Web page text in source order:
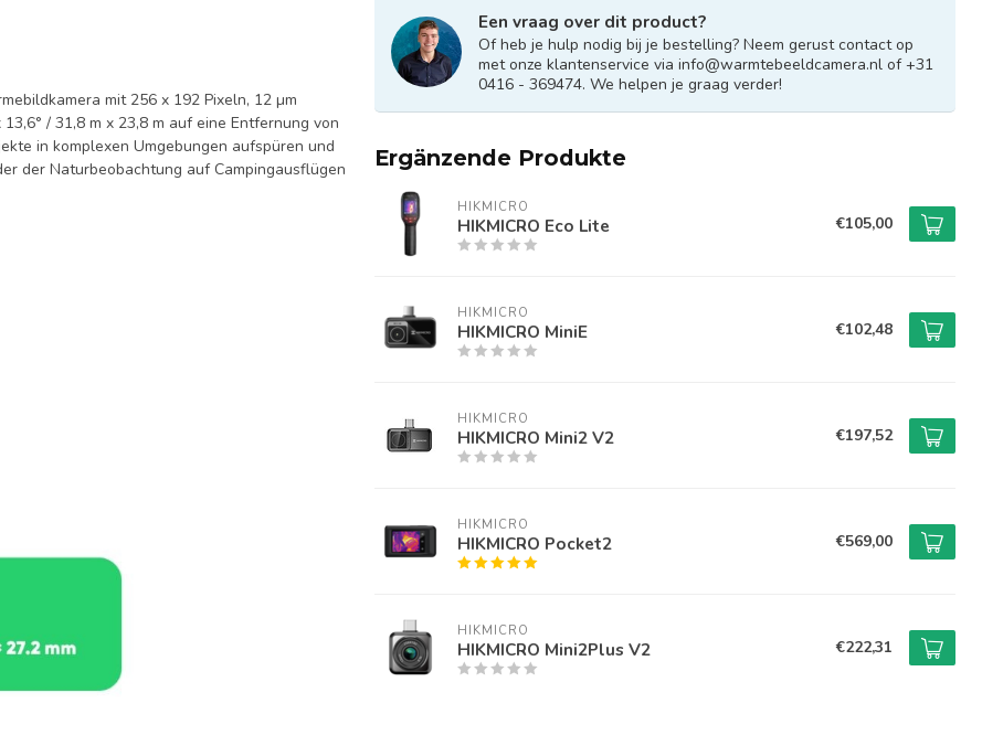
mit 256 x 192 Pixeln, 12 µm
/ 31,8 m x 23,8 m auf eine Entfernung von
in komplexen Umgebungen aufspüren und
der Naturbeobachtung auf Campingausflügen
Een vraag over dit product?
Of heb je hulp nodig bij je bestelling? Neem gerust contact op
met onze klantenservice via info@warmtebeeldcamera.nl of +31
0416 - 369474. We helpen je graag verder!
Ergänzende Produkte
HIKMICRO
HIKMICRO Eco Lite €105,00
HIKMICRO
HIKMICRO MiniE €102,48
HIKMICRO
HIKMICRO Mini2 V2 €197,52
HIKMICRO
HIKMICRO Pocket2 €569,00
HIKMICRO
HIKMICRO Mini2Plus V2 €222,31